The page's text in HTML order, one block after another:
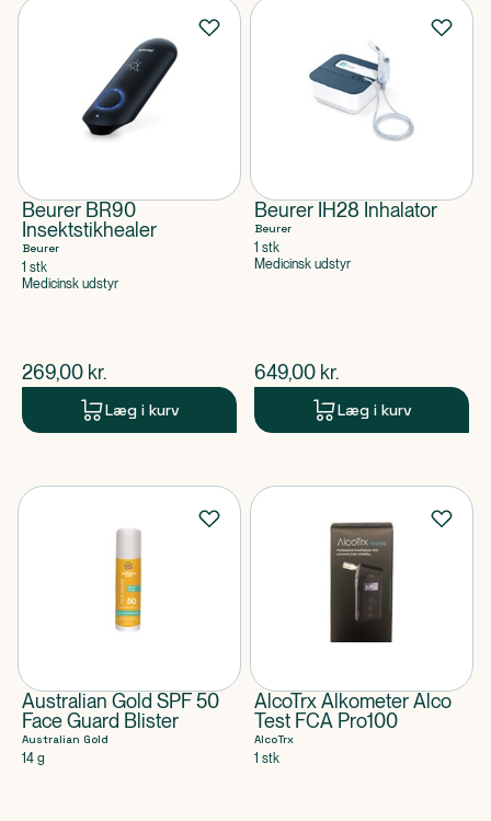
Beurer BR90
Insektstikhealer
Beurer
1 stk
Medicinsk udstyr
$nuværende pris
269,00 kr.
Læg i kurv
Beurer IH28 Inhalator
Beurer
1 stk
Medicinsk udstyr
$nuværende pris
649,00 kr.
Læg i kurv
Australian Gold SPF 50
Face Guard Blister
Australian Gold
14 g
AlcoTrx Alkometer Alco
Test FCA Pro100
AlcoTrx
1 stk